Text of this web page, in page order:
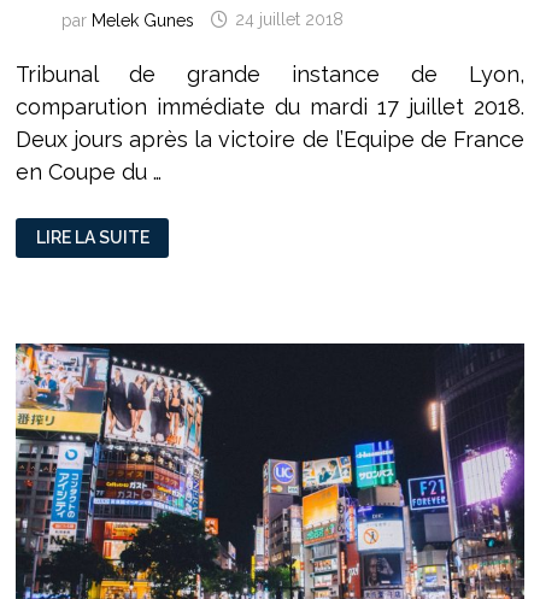
par Melek Gunes 24 juillet 2018
Tribunal de grande instance de Lyon,
comparution immédiate du mardi 17 juillet 2018.
Deux jours après la victoire de l’Equipe de France
en Coupe du …
CHRONIQUE
JUDICIAIRE
:
GÂCHÉE
LIRE LA SUITE